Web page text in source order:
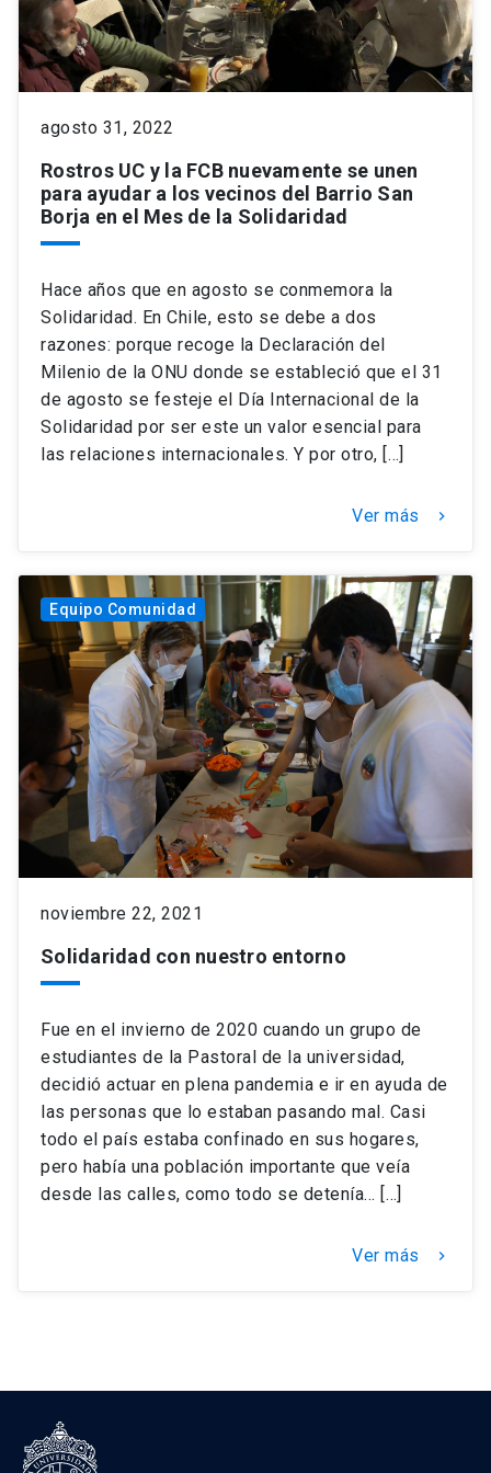
Académicos
Consejo de Facultad
Secretaría Académica
Documentos FCB
Dirección Investigación
Grupos de Investigación
Institutos y Centros
FCB en el Territorio
Redes Internacionales
Estudiantes keyboard_arrow_down
Pregrado
Postgrado
Centro de Estudiantes
Publicaciones
Contacto
agosto 31, 2022
Rostros UC y la FCB nuevamente se unen
para ayudar a los vecinos del Barrio San
Borja en el Mes de la Solidaridad
Hace años que en agosto se conmemora la
Solidaridad. En Chile, esto se debe a dos
razones: porque recoge la Declaración del
Milenio de la ONU donde se estableció que el 31
de agosto se festeje el Día Internacional de la
Solidaridad por ser este un valor esencial para
las relaciones internacionales. Y por otro, […]
Ver más keyboard_arrow_right
Equipo Comunidad
noviembre 22, 2021
Solidaridad con nuestro entorno
Fue en el invierno de 2020 cuando un grupo de
estudiantes de la Pastoral de la universidad,
decidió actuar en plena pandemia e ir en ayuda de
las personas que lo estaban pasando mal. Casi
todo el país estaba confinado en sus hogares,
pero había una población importante que veía
desde las calles, como todo se detenía… […]
Ver más keyboard_arrow_right